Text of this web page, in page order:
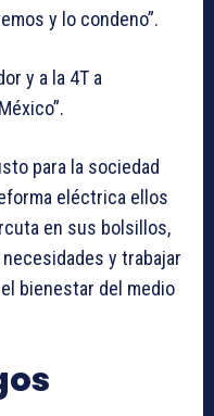
y lo condeno”.
y a la 4T a
para la sociedad
eléctrica ellos
en sus bolsillos,
y trabajar
bienestar del medio